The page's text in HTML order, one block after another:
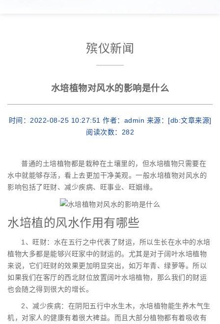
殡仪新闻
水培植物对风水的影响是什么
时间：2022-08-25 10:27:51 作者：admin 来源：[db:文章来源]
阅读次数： 282
普通的土培植物都是栽种在土壤里的，但水培植物只需要在
水中就能够存活，看上去更加干净美观。一般水培植物对风水的
影响包括了旺财、减少疾病、旺事业、旺姻缘。
水培植的风水作用有哪些
1、旺财：水在五行之中代表了财运，所以生长在水中的水培
植物大多都是能够兴旺家中的财运的。尤其是对于阔叶水培植物
来说，它们旺财的效果更加明显突出，如万年青、绿萝等。所以
如果我们在客厅的西北财位放置阔叶水培植物，那么我们的财运
也会随之得到很大的增长。
2、减少疾病：在阴阳五行中水生木，水培植物能生养木气生
机，对家人的健康有着很大裨益。而且大部分植物都有着吸收有